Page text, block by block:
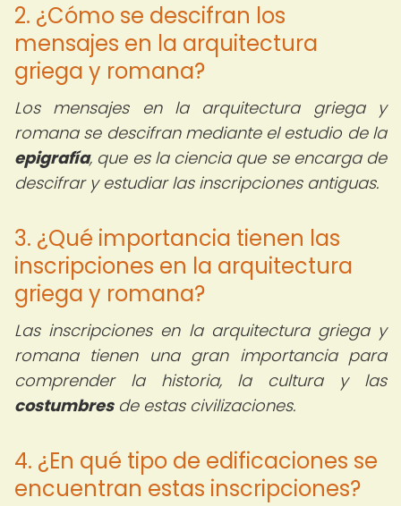
2. ¿Cómo se descifran los
mensajes en la arquitectura
griega y romana?
Los mensajes en la arquitectura griega y
romana se descifran mediante el estudio de la
epigrafía, que es la ciencia que se encarga de
descifrar y estudiar las inscripciones antiguas.
3. ¿Qué importancia tienen las
inscripciones en la arquitectura
griega y romana?
Las inscripciones en la arquitectura griega y
romana tienen una gran importancia para
comprender la historia, la cultura y las
costumbresde estas civilizaciones.
4. ¿En qué tipo de edificaciones se
encuentran estas inscripciones?